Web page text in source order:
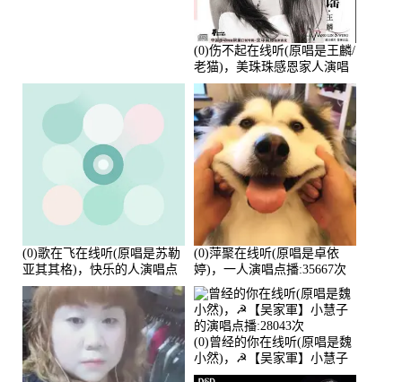
(0)伤不起在线听(原唱是王麟/
老猫)，美珠珠感恩家人演唱
点播:80218次
(0)歌在飞在线听(原唱是苏勒
亚其其格)，快乐的人演唱点
播:36次
(0)萍聚在线听(原唱是卓依
婷)，一人演唱点播:35667次
(0)曾经的你在线听(原唱是魏
小然)，☭【吴家軍】小慧子
的演唱点播:28043次